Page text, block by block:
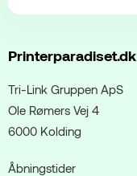
Printerparadiset.dk
Tri-Link Gruppen ApS
Ole Rømers Vej 4
6000 Kolding
Åbningstider